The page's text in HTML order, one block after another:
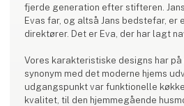
fjerde generation efter stifteren.
Evas far, og altså Jans bedstefar, er
direktører. Det er Eva, der har lagt
Vores karakteristiske designs har
synonym med det moderne hjems
udgangspunkt var funktionelle
kvalitet, til den hjemmegående